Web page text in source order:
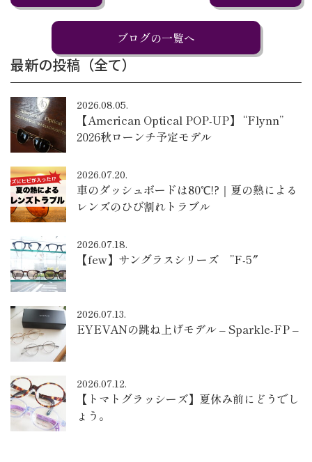
ブログの一覧へ
最新の投稿（全て）
2026.08.05.
【American Optical POP-UP】 “Flynn”
2026秋ローンチ予定モデル
2026.07.20.
車のダッシュボードは80℃!?｜夏の熱による
レンズのひび割れトラブル
2026.07.18.
【few】サングラスシリーズ ”F-5″
2026.07.13.
EYEVANの跳ね上げモデル – Sparkle-FP –
2026.07.12.
【トマトグラッシーズ】夏休み前にどうでし
ょう。